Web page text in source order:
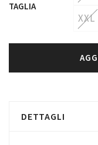
TAGLIA
XXL
DETTAGLI